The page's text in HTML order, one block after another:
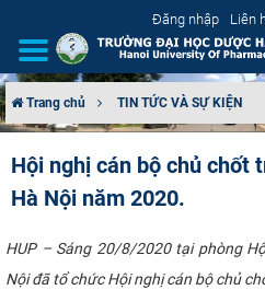
Đăng nhập Liên
CƠ CẤU TỔ CHỨC
TUYỂN SINH
Trang chủ TIN TỨC VÀ SỰ KIỆN
Hội nghị cán bộ chủ chốt
Hà Nội năm 2020.
HUP – Sáng 20/8/2020 tại phòng
Nội đã tổ chức Hội nghị cán bộ chủ